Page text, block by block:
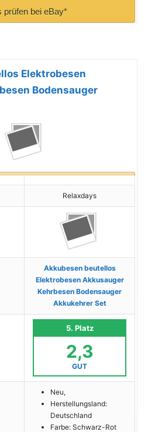
prüfen bei eBay*
Elektrobesen
Bodensauger
Relaxdays
Akkubesen beutellos
Elektrobesen Akkusauger
Kehrbesen Bodensauger
Akkukehrer Set
5. Platz
2,3
GUT
Neu,
Herstellungsland:
Deutschland
Farbe: Schwarz-Rot